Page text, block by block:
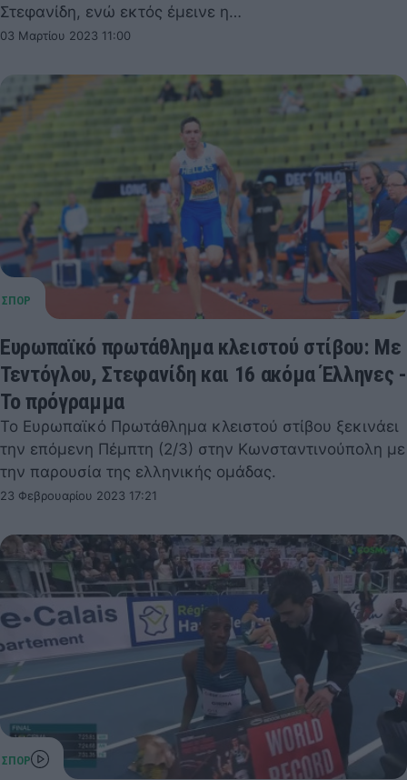
Στεφανίδη, ενώ εκτός έμεινε η…
03 Μαρτίου 2023 11:00
Ευρωπαϊκό πρωτάθλημα κλειστού στίβου: Με
Τεντόγλου, Στεφανίδη και 16 ακόμα Έλληνες -
Το πρόγραμμα
Το Ευρωπαϊκό Πρωτάθλημα κλειστού στίβου ξεκινάει
την επόμενη Πέμπτη (2/3) στην Κωνσταντινούπολη με
την παρουσία της ελληνικής ομάδας.
23 Φεβρουαρίου 2023 17:21